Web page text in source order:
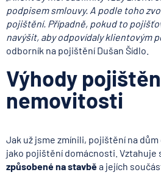
podpisem smlouvy. A podle toho
pojištění. Případně, pokud to
navýšit, aby odpovídaly klientovým
odborník na pojištění Dušan Šídlo.
Výhody
nemovitosti
Jak už jsme zmínili, pojištění na
jako pojištění domácnosti. Vztahuje
způsobené na stavběa jejích